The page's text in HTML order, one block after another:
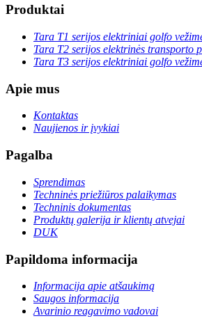
Produktai
Tara T1 serijos elektriniai golfo
Tara T2 serijos elektrinės transporto
Tara T3 serijos elektriniai golfo
Apie mus
Kontaktas
Naujienos ir įvykiai
Pagalba
Sprendimas
Techninės priežiūros palaikymas
Techninis dokumentas
Produktų galerija ir klientų atvejai
DUK
Papildoma informacija
Informacija apie atšaukimą
Saugos informacija
Avarinio reagavimo vadovai